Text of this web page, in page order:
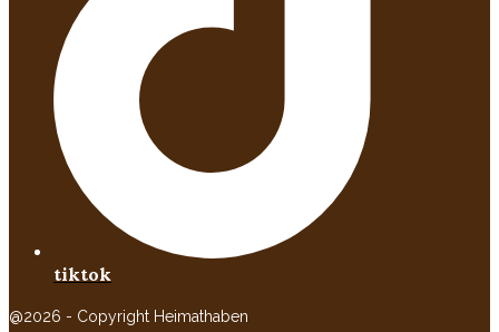
tiktok
@2026 - Copyright Heimathaben